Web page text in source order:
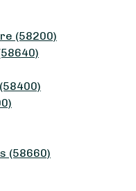
(58200)
(58660)